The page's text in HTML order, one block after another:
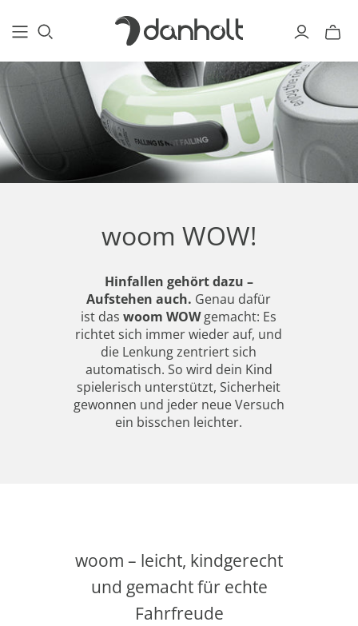
woom WOW!
Hinfallen gehört dazu –
Aufstehen auch. Genau dafür
ist daswoom WOWgemacht: Es
richtet sich immer wieder auf, und
die Lenkung zentriert sich
automatisch. So wird dein Kind
spielerisch unterstützt, Sicherheit
gewonnen und jeder neue Versuch
ein bisschen leichter.
woom – leicht, kindgerecht
und gemacht für echte
Fahrfreude